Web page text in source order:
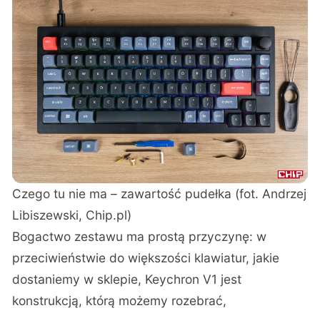
Czego tu nie ma – zawartość pudełka (fot. Andrzej
Libiszewski, Chip.pl)
Bogactwo zestawu ma prostą przyczynę: w
przeciwieństwie do większości klawiatur, jakie
dostaniemy w sklepie, Keychron V1 jest
konstrukcją, którą możemy rozebrać,